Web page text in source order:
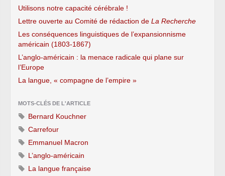
Utilisons notre capacité cérébrale !
Lettre ouverte au Comité de rédaction de La Recherche
Les conséquences linguistiques de l’expansionnisme
américain (1803-1867)
L’anglo-américain : la menace radicale qui plane sur
l’Europe
La langue, « compagne de l’empire »
MOTS-CLÉS DE L'ARTICLE
Bernard Kouchner
Carrefour
Emmanuel Macron
L’anglo-américain
La langue française